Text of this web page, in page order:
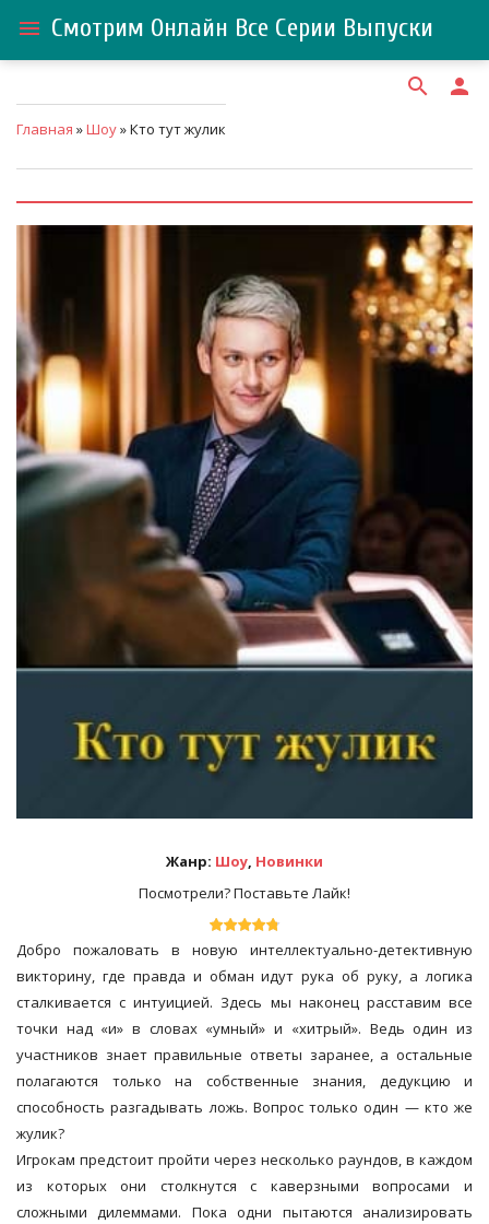
menu Смотрим Онлайн Все Серии Выпуски
search person
Главная »Шоу» Кто тут жулик
Жанр: Шоу, Новинки
Посмотрели? Поставьте Лайк!
Добро пожаловать в новую интеллектуально-детективную
викторину, где правда и обман идут рука об руку, а логика
сталкивается с интуицией. Здесь мы наконец расставим все
точки над «и» в словах «умный» и «хитрый». Ведь один из
участников знает правильные ответы заранее, а остальные
полагаются только на собственные знания, дедукцию и
способность разгадывать ложь. Вопрос только один — кто же
жулик?
Игрокам предстоит пройти через несколько раундов, в каждом
из которых они столкнутся с каверзными вопросами и
сложными дилеммами. Пока одни пытаются анализировать